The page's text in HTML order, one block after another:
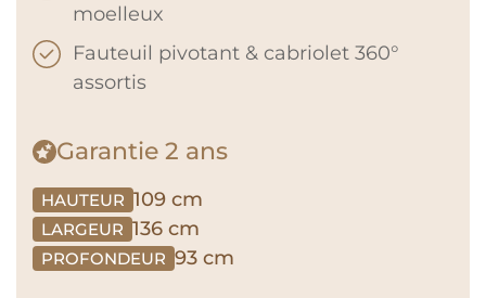
moelleux
Fauteuil pivotant & cabriolet 360°
assortis
Garantie 2 ans
HAUTEUR 109 cm
LARGEUR 136 cm
PROFONDEUR 93 cm